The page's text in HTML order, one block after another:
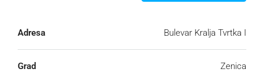
Adresa Bulevar Kralja Tvrtka I
Grad Zenica